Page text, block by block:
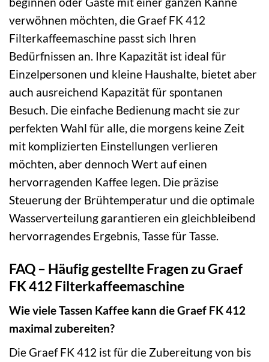
verwöhnen möchten, die Graef FK 412
Filterkaffeemaschine passt sich Ihren
Bedürfnissen an. Ihre Kapazität ist ideal für
Einzelpersonen und kleine Haushalte, bietet aber
auch ausreichend Kapazität für spontanen
Besuch. Die einfache Bedienung macht sie zur
perfekten Wahl für alle, die morgens keine Zeit
mit komplizierten Einstellungen verlieren
möchten, aber dennoch Wert auf einen
hervorragenden Kaffee legen. Die präzise
Steuerung der Brühtemperatur und die optimale
Wasserverteilung garantieren ein gleichbleibend
hervorragendes Ergebnis, Tasse für Tasse.
FAQ – Häufig gestellte Fragen zu Graef
FK 412 Filterkaffeemaschine
Wie viele Tassen Kaffee kann die Graef FK 412
maximal zubereiten?
Die Graef FK 412 ist für die Zubereitung von bis